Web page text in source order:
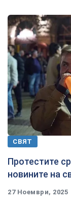
СВЯТ
Протестите
новините на
27 Ноември, 2025